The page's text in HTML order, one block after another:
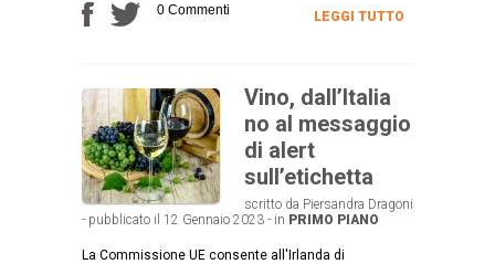
0 Commenti LEGGI TUTTO
Vino, dall’Italia
no al messaggio
di alert
sull’etichetta
scritto da Piersandra Dragoni
- pubblicato il 12 Gennaio 2023 - in PRIMO PIANO
La Commissione UE consente all'Irlanda di